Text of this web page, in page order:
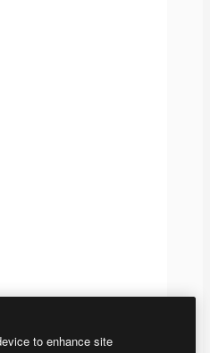
to enhance site